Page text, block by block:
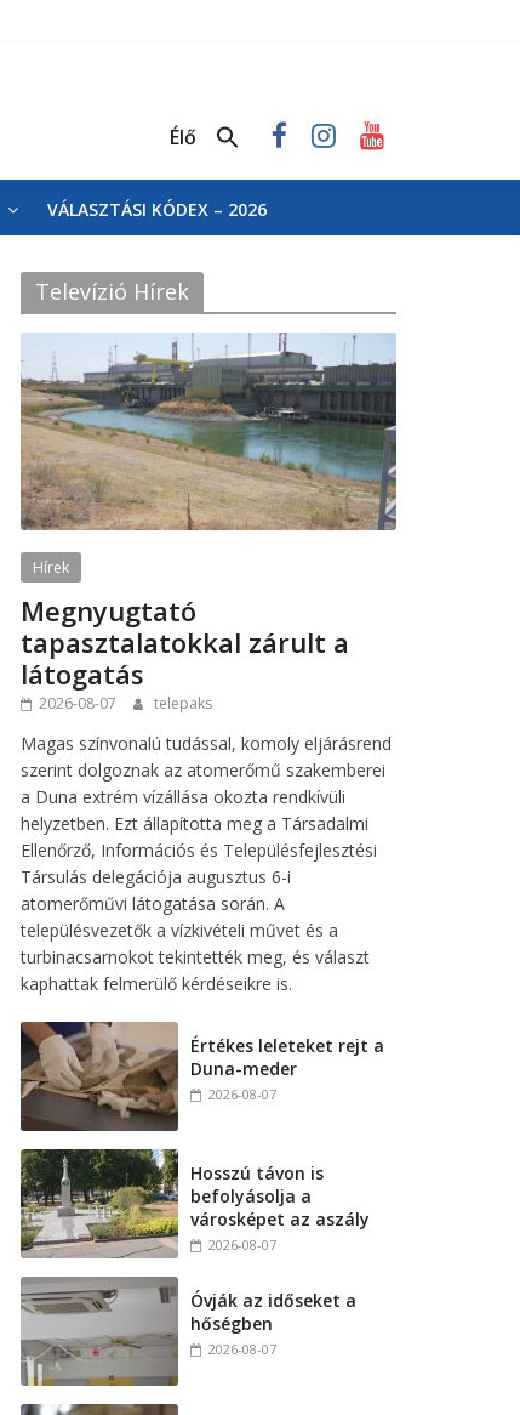
Élő
VÁLASZTÁSI KÓDEX – 2026
Televízió Hírek
Hírek
Megnyugtató
tapasztalatokkal zárult a
látogatás
2026-08-07 telepaks
Magas színvonalú tudással, komoly eljárásrend
szerint dolgoznak az atomerőmű szakemberei
a Duna extrém vízállása okozta rendkívüli
helyzetben. Ezt állapította meg a Társadalmi
Ellenőrző, Információs és Településfejlesztési
Társulás delegációja augusztus 6-i
atomerőművi látogatása során. A
településvezetők a vízkivételi művet és a
turbinacsarnokot tekintették meg, és választ
kaphattak felmerülő kérdéseikre is.
Értékes leleteket rejt a
Duna-meder
2026-08-07
Hosszú távon is
befolyásolja a
városképet az aszály
2026-08-07
Óvják az időseket a
hőségben
2026-08-07